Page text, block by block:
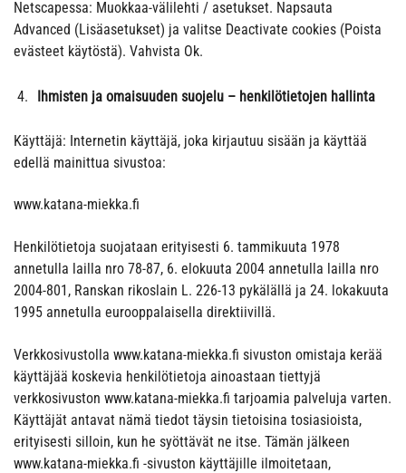
Netscapessa: Muokkaa-välilehti / asetukset. Napsauta
Advanced (Lisäasetukset) ja valitse Deactivate cookies (Poista
evästeet käytöstä). Vahvista Ok.
Ihmisten ja omaisuuden suojelu – henkilötietojen hallinta
Käyttäjä: Internetin käyttäjä, joka kirjautuu sisään ja käyttää
edellä mainittua sivustoa:
www.katana-miekka.fi
Henkilötietoja suojataan erityisesti 6. tammikuuta 1978
annetulla lailla nro 78-87, 6. elokuuta 2004 annetulla lailla nro
2004-801, Ranskan rikoslain L. 226-13 pykälällä ja 24. lokakuuta
1995 annetulla eurooppalaisella direktiivillä.
Verkkosivustolla www.katana-miekka.fi sivuston omistaja kerää
käyttäjää koskevia henkilötietoja ainoastaan tiettyjä
verkkosivuston www.katana-miekka.fi tarjoamia palveluja varten.
Käyttäjät antavat nämä tiedot täysin tietoisina tosiasioista,
erityisesti silloin, kun he syöttävät ne itse. Tämän jälkeen
www.katana-miekka.fi -sivuston käyttäjille ilmoitetaan,